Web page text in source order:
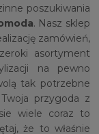
poszukiwania
. Nasz sklep
zamówień,
asortyment
na pewno
tak potrzebne
przygoda z
wiele coraz to
że to właśnie